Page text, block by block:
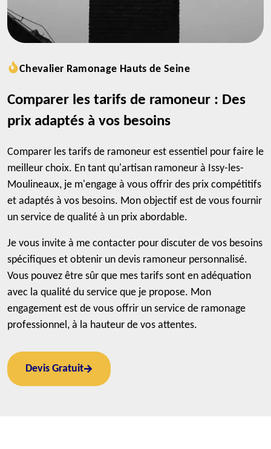
Chevalier Ramonage Hauts de Seine
Comparer les tarifs de ramoneur : Des
prix adaptés à vos besoins
Comparer les tarifs de ramoneur est essentiel pour faire le
meilleur choix. En tant qu'artisan ramoneur à Issy-les-
Moulineaux, je m'engage à vous offrir des prix compétitifs
et adaptés à vos besoins. Mon objectif est de vous fournir
un service de qualité à un prix abordable.
Je vous invite à me contacter pour discuter de vos besoins
spécifiques et obtenir un devis ramoneur personnalisé.
Vous pouvez être sûr que mes tarifs sont en adéquation
avec la qualité du service que je propose. Mon
engagement est de vous offrir un service de ramonage
professionnel, à la hauteur de vos attentes.
Devis Gratuit